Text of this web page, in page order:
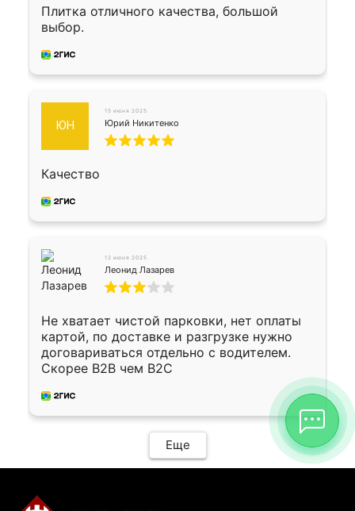
Плитка отличного качества, большой
выбор.
ЮН
15 июня 2025
Юрий Никитенко
Качество
12 июня 2025
Леонид Лазарев
Не хватает чистой парковки, нет оплаты
картой, по доставке и разгрузке нужно
договариваться отдельно с водителем.
Скорее B2B чем B2C
Еще